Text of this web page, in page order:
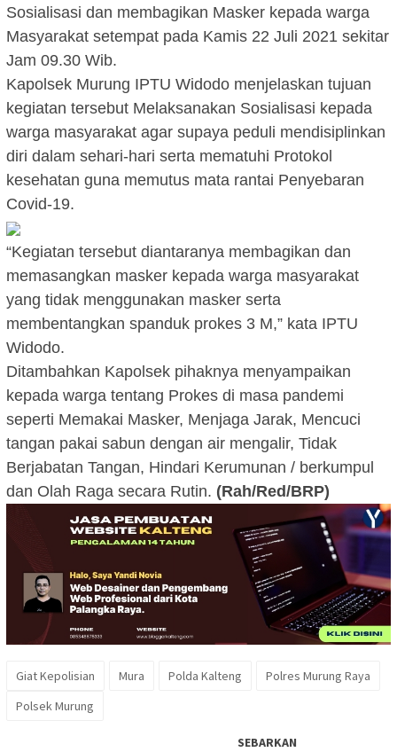
Sosialisasi dan membagikan Masker kepada warga
Masyarakat setempat pada Kamis 22 Juli 2021 sekitar
Jam 09.30 Wib.
Kapolsek Murung IPTU Widodo menjelaskan tujuan
kegiatan tersebut Melaksanakan Sosialisasi kepada
warga masyarakat agar supaya peduli mendisiplinkan
diri dalam sehari-hari serta mematuhi Protokol
kesehatan guna memutus mata rantai Penyebaran
Covid-19.
“Kegiatan tersebut diantaranya membagikan dan
memasangkan masker kepada warga masyarakat
yang tidak menggunakan masker serta
membentangkan spanduk prokes 3 M,” kata IPTU
Widodo.
Ditambahkan Kapolsek pihaknya menyampaikan
kepada warga tentang Prokes di masa pandemi
seperti Memakai Masker, Menjaga Jarak, Mencuci
tangan pakai sabun dengan air mengalir, Tidak
Berjabatan Tangan, Hindari Kerumunan / berkumpul
dan Olah Raga secara Rutin. (Rah/Red/BRP)
Giat Kepolisian Mura Polda Kalteng
Polres Murung Raya
Polsek Murung
SEBARKAN